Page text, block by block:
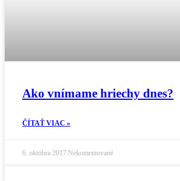
Ako vnímame hriechy dnes?
ČÍTAŤ VIAC »
6. októbra 2017 Nekomentované